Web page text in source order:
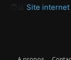
Site